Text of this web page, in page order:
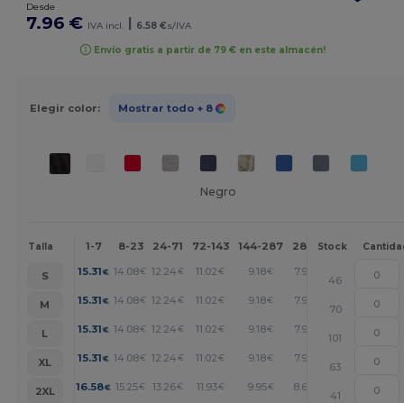
Desde
7.96 € IVA incl. 6.58 €s/IVA
Envío gratis a partir de 79 € en este almacén!
Elegir color: Mostrar todo + 8
Negro
Talla 1-7 8-23 24-71 72-143 144-287 288 + Más
Stock
S 15.31 € 14.08€ 12.24€ 11.02 € 9.18€ 7.96 +
46
M
15.31 € 14.08€ 12.24€ 11.02 € 9.18€ 7.96 +
70
L
15.31 € 14.08€ 12.24€ 11.02 € 9.18€ 7.96 +
101
XL
15.31 € 14.08€ 12.24€ 11.02 € 9.18€ 7.96 +
63
2XL
16.58€ 15.25€ 13.26€ 11.93€ 9.95€ 8.62 +
41